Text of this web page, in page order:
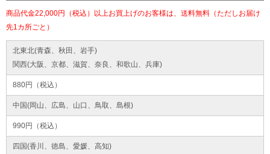
商品代金22,000円（税込）以上お買上げのお客様は、送料無料（ただしお届け
先1カ所ごと）
北東北(青森、秋田、岩手)
関西(大阪、京都、滋賀、奈良、和歌山、兵庫)
880円（税込）
中国(岡山、広島、山口、鳥取、島根)
990円（税込）
四国(香川、徳島、愛媛、高知)